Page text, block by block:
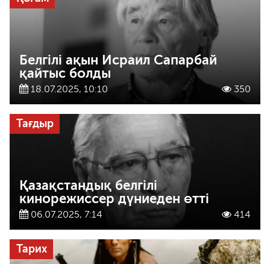
Белгілі ақын Исраил Сапарбай
қайтыс болды
18.07.2025, 10:10 350
Тағдыр
Қазақстандық белгілі
кинорежиссер дүниеден өтті
06.07.2025, 7:14 414
Тарих